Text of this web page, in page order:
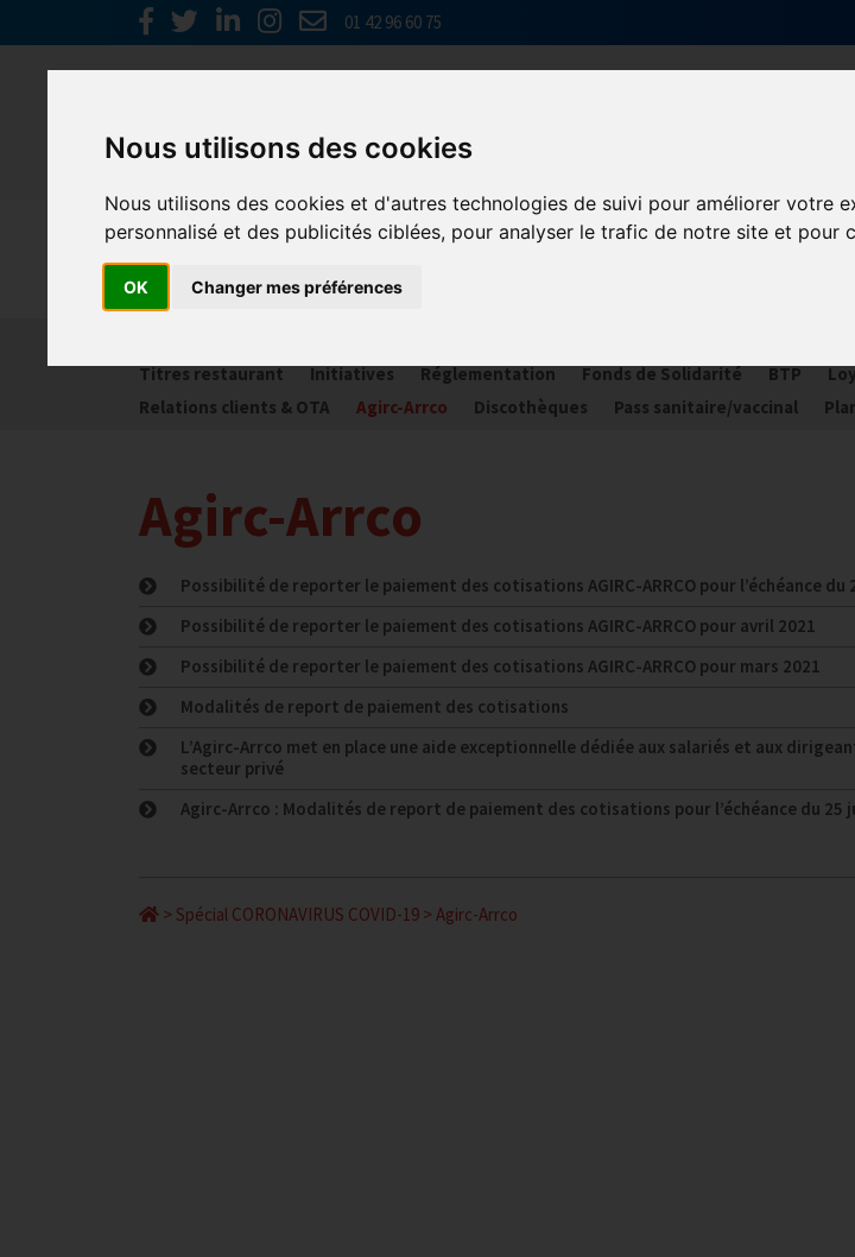
Nous utilisons des cookies
Nous utilisons des cookies et d'autres technologies de suivi pour améliorer votre
personnalisé et des publicités ciblées, pour analyser le trafic de notre site et pour
OK Changer mes préférences
01 42 96 60 75
Spécial CORONAVIRUS
Titres restaurant
Initiatives Réglementation Fonds de Solidarité BTP
Relations clients & OTA
Agirc-Arrco Discothèques Pass sanitaire/vaccinal
Agirc-Arrco
Possibilité de reporter le paiement des cotisations AGIRC-ARRCO pour l’échéance du
Possibilité de reporter le paiement des cotisations AGIRC-ARRCO pour avril 2021
Possibilité de reporter le paiement des cotisations AGIRC-ARRCO pour mars 2021
Modalités de report de paiement des cotisations
L’Agirc-Arrco met en place une aide exceptionnelle dédiée aux salariés et aux
secteur privé
Agirc-Arrco : Modalités de report de paiement des cotisations pour l’échéance du 25
> Spécial CORONAVIRUS COVID-19 > Agirc-Arrco